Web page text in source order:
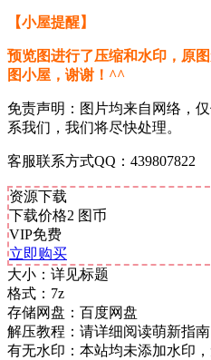
【小屋提醒】
预览图进行了压缩和水印，原
图小屋，谢谢！^^
免责声明：图片均来自网络，
系我们，我们将尽快处理。
客服联系方式QQ：439807822
资源下载
下载价格2 图币
VIP免费
立即购买
大小： 详见标题
格式： 7z
存储网盘： 百度网盘
解压教程： 请详细阅读萌新指南
有无水印： 本站均未添加水印